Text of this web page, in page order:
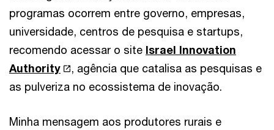
programas ocorrem entre governo, empresas,
universidade, centros de pesquisa e startups,
recomendo acessar o site Israel Innovation
Authority
, agência que catalisa as pesquisas e
as pulveriza no ecossistema de inovação.
Minha mensagem aos produtores rurais e